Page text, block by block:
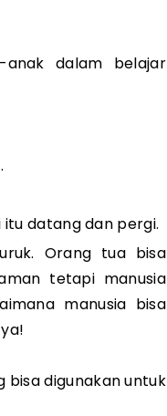
dalam belajar
datang dan pergi.
Orang tua bisa
tetapi manusia
manusia bisa
digunakan untuk